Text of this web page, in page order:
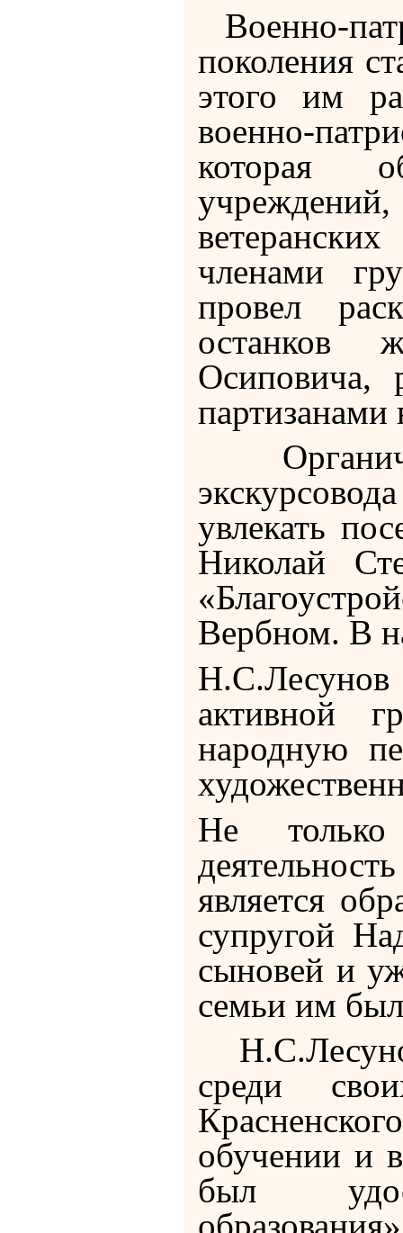
Военно-
поколения
этого им
военно-
которая
ветеранских
членами
провел
останков
Осиповича,
партизанами
увлекать
Николай
Вербном. В
Н.С.Лесунов
активной
народную
Не только
является
супругой
сыновей и
семьи им
среди
обучении и
был